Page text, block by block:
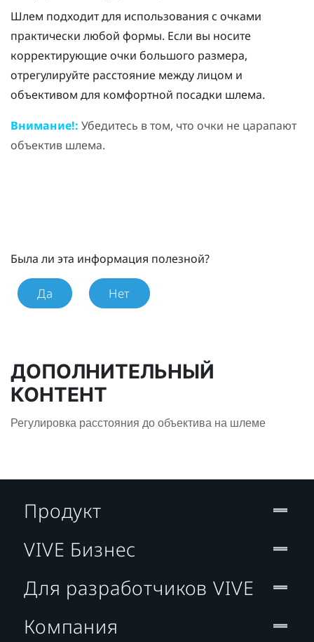
Шлем подходит для использования с очками
практически любой формы. Если вы носите
корректирующие очки большого размера,
отрегулируйте расстояние между лицом и
объективом для комфортной посадки шлема.
Внимание!: Убедитесь в том, что очки не царапают
объектив шлема.
Была ли эта информация полезной?
Да Нет
ДОПОЛНИТЕЛЬНЫЙ
КОНТЕНТ
Регулировка расстояния до объектива на шлеме
Продукт
VIVE Бизнес
Для разработчиков VIVE
Компания